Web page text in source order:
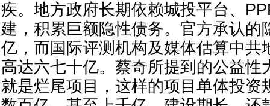
疾。地方政府长期依赖城投平台、
建，积累巨额隐性债务。官方承认的
亿，而国际评测机构及媒体估算中共
高达六七十亿。蔡奇所提到的公益性
就是烂尾项目，这样的项目单体投资